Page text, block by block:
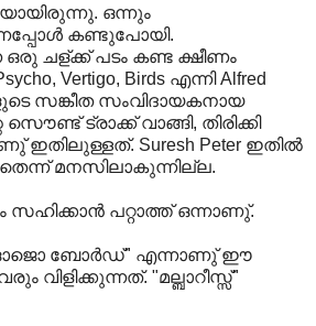
ഒന്നും
കണ്ടുപോയി.
ചള്‌ക്ക് പടം കണ്ട ക്ഷീണം
Vertigo, Birds എന്നി Alfred
സങ്കീത സംവിദായകനായ
സൌണ്ട് ട്രാക്ക് വാങ്ങി, തിരിക്കി
ഇതിലുള്ളത്. Suresh Peter ഇതില്‍
മനസിലാകുന്നില്ല.
സഹിക്കാന്‍ പറ്റാത്ത് ഒന്നാണു്.
ബോര്‍ഡ്" എന്നാണു് ഈ
വിളിക്കുന്നത്. "മല്ബാറീസ്സ്"